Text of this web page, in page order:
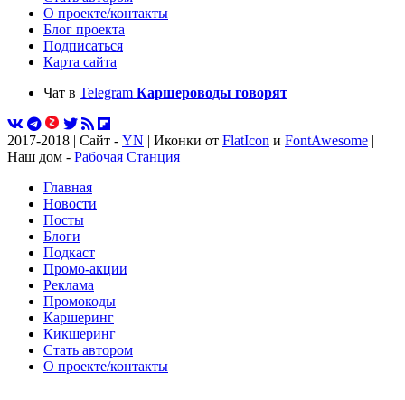
О проекте/контакты
Блог проекта
Подписаться
Карта сайта
Чат в Telegram Каршероводы говорят
2017-2018 | Сайт - YN | Иконки от FlatIcon и FontAwesome |
Наш дом - Рабочая Станция
Главная
Новости
Посты
Блоги
Подкаст
Промо-акции
Реклама
Промокоды
Каршеринг
Кикшеринг
Стать автором
О проекте/контакты